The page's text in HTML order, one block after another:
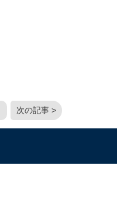
次の記事 >